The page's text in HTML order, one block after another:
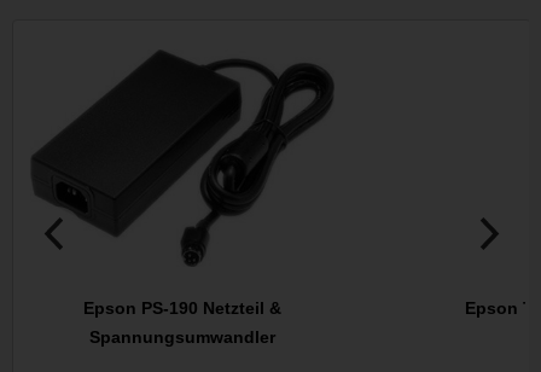
Epson PS-190 Netzteil &
Spannungsumwandler
Epson